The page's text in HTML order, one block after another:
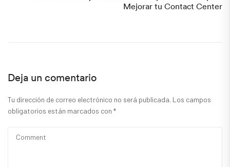
Mejorar tu Contact Center
Deja un comentario
Tu dirección de correo electrónico no será publicada. Los campos
obligatorios están marcados con *